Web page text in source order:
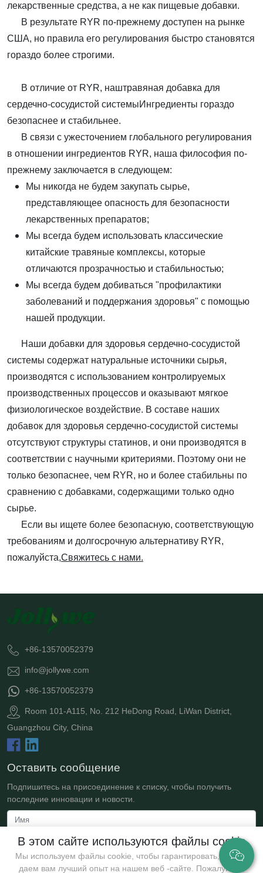
лекарственные средства, а не как пищевые добавки.
В результате RYR по-прежнему доступен на рынке
США, но правила его регулирования быстро становятся
гораздо более строгими.
В отличие от RYR, наштравяная добавка для
сердечно-сосудистой системыИнгредиенты гораздо
безопаснее и стабильнее.
В связи с ужесточением глобального регулирования
в отношении ингредиентов RYR, наша философия по-
прежнему заключается в следующем:
Мы никогда не будем закупать сырье,
представляющее опасность для безопасности
лекарственных препаратов;
Мы всегда будем использовать классические
китайские травяные комплексы, которые
отличаются прозрачностью и стабильностью;
Мы всегда будем добиваться "профилактики
заболеваний и поддержания здоровья" с помощью
нашей продукции.
Наши добавки для здоровья сердечно-сосудистой
системы содержат натуральные источники сырья,
производятся с использованием контролируемых
производственных процессов и оказывают мягкое
физиологическое воздействие. В составе наших
добавок для здоровья сердечно-сосудистой системы
отсутствуют структуры статинов, и они производятся в
соответствии с научными критериями. Поэтому они не
только безопаснее, чем RYR, но и более стабильны по
сравнению с добавками, содержащими только одно
сырье.
Если вы ищете более безопасную, соответствующую
требованиям и долгосрочную альтернативу RYR,
пожалуйста,Свяжитесь с нами.
В этом сайте используются файлы cookie
Мы используем файлы cookie, чтобы гарантировать, что мы
даем вам лучший опыт на нашем веб -сайте. Пожалуйста,
+86-13570052379
info@jollywe.com
+86-13570052379
Room 101-A115, No. 212 HeDong Road, LiWan District,
Guangzhou City, China
Оставить сообщение
Подпишитесь на присоединение к списку, чтобы получить
последние инновации и новости.